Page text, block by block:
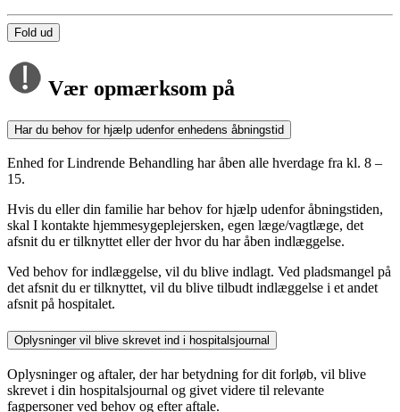
Fold ud
Vær opmærksom på
Har du behov for hjælp udenfor enhedens åbningstid
Enhed for Lindrende Behandling har åben alle hverdage fra kl. 8 –
15.
Hvis du eller din familie har behov for hjælp udenfor åbningstiden,
skal I kontakte hjemmesygeplejersken, egen læge/vagtlæge, det
afsnit du er tilknyttet eller der hvor du har åben indlæggelse.
Ved behov for indlæggelse, vil du blive indlagt. Ved pladsmangel på
det afsnit du er tilknyttet, vil du blive tilbudt indlæggelse i et andet
afsnit på hospitalet.
Oplysninger vil blive skrevet ind i hospitalsjournal
Oplysninger og aftaler, der har betydning for dit forløb, vil blive
skrevet i din hospitalsjournal og givet videre til relevante
fagpersoner ved behov og efter aftale.